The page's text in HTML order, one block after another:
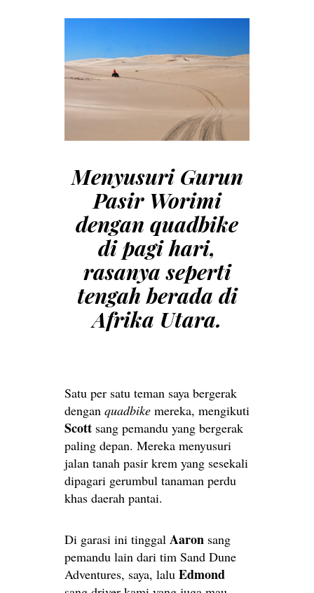
Menyusuri Gurun
Pasir Worimi
dengan quadbike
di pagi hari,
rasanya seperti
tengah berada di
Afrika Utara.
Satu per satu teman saya bergerak
dengan quadbike mereka, mengikuti
Scott sang pemandu yang bergerak
paling depan. Mereka menyusuri
jalan tanah pasir krem yang sesekali
dipagari gerumbul tanaman perdu
khas daerah pantai.
Di garasi ini tinggal Aaron sang
pemandu lain dari tim Sand Dune
Adventures, saya, lalu Edmond